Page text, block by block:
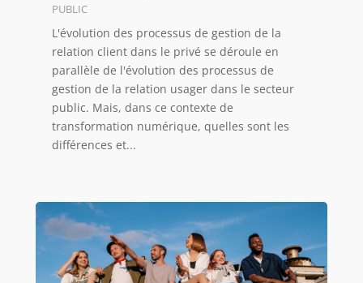
PUBLIC
L'évolution des processus de gestion de la
relation client dans le privé se déroule en
parallèle de l'évolution des processus de
gestion de la relation usager dans le secteur
public. Mais, dans ce contexte de
transformation numérique, quelles sont les
différences et...